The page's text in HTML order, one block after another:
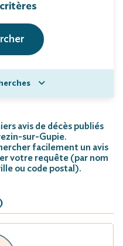
avis de décès publiés
sur-Gupie.
facilement un avis
votre requête (par nom
ou code postal).